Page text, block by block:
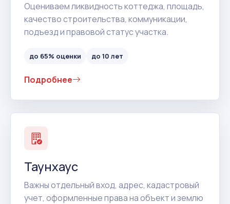
Оцениваем ликвидность коттеджа, площадь,
качество строительства, коммуникации,
подъезд и правовой статус участка.
до 65% оценки до 10 лет
Подробнее
Таунхаус
Важны отдельный вход, адрес, кадастровый
учет, оформленные права на объект и землю